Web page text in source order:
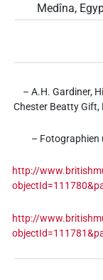
Medîna,
– A.H. Gardiner,
Chester Beatty Gift,
– Fotographien
http://
http://